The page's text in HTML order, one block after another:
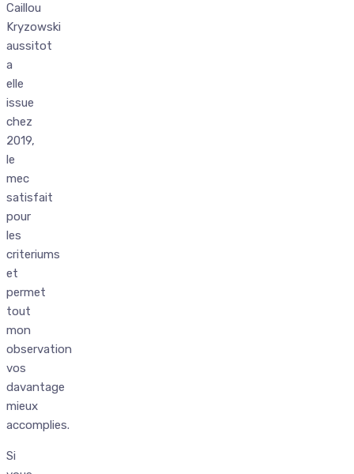
Caillou
Kryzowski
aussitot
a
elle
issue
chez
2019,
le
mec
satisfait
pour
les
criteriums
et
permet
tout
mon
observation
vos
davantage
mieux
accomplies.
Si